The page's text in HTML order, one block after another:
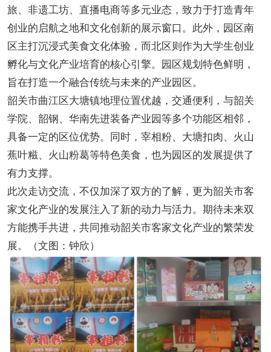
旅、非遗工坊、直播电商等多元业态，致力于打造青年
创业的启航之地和文化创新的展示窗口。此外，园区南
区主打沉浸式美食文化体验，而北区则作为大学生创业
孵化与文化产业培育的核心引擎。园区规划特色鲜明，
旨在打造一个融合传统与未来的产业园区。
韶关市曲江区大塘镇地理位置优越，交通便利，与韶关
学院、韶钢、华南先进装备产业园等多个功能区相邻，
具备一定的区位优势。同时，宰相粉、大塘扣肉、火山
蕉叶糍、火山粉葛等特色美食，也为园区的发展提供了
有力支撑。
此次走访交流，不仅加深了双方的了解，更为韶关市客
家文化产业的发展注入了新的动力与活力。期待未来双
方能携手共进，共同推动韶关市客家文化产业的繁荣发
展。（文图：钟欣）